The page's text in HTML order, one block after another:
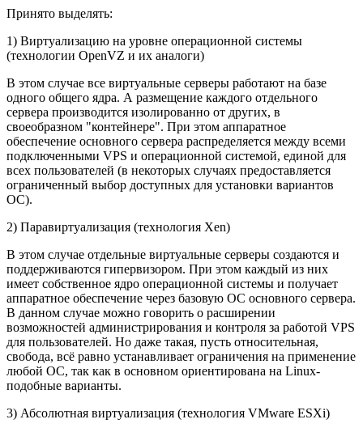
Принято выделять:
1) Виртуализацию на уровне операционной системы
(технологии OpenVZ и их аналоги)
В этом случае все виртуальные серверы работают на базе
одного общего ядра. А размещение каждого отдельного
сервера производится изолированно от других, в
своеобразном "контейнере". При этом аппаратное
обеспечение основного сервера распределяется между всеми
подключенными VPS и операционной системой, единой для
всех пользователей (в некоторых случаях предоставляется
ограниченный выбор доступных для установки вариантов
ОС).
2) Паравиртуализация (технология Xen)
В этом случае отдельные виртуальные серверы создаются и
поддерживаются гипервизором. При этом каждый из них
имеет собственное ядро операционной системы и получает
аппаратное обеспечение через базовую ОС основного сервера.
В данном случае можно говорить о расширении
возможностей администрирования и контроля за работой VPS
для пользователей. Но даже такая, пусть относительная,
свобода, всё равно устанавливает ограничения на применение
любой ОС, так как в основном ориентирована на Linux-
подобные варианты.
3) Абсолютная виртуализация (технология VMware ESXi)